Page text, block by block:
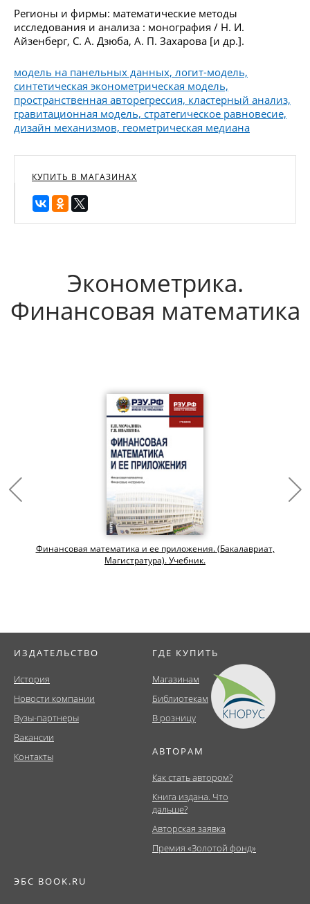
Регионы и фирмы: математические методы
исследования и анализа : монография / Н. И.
Айзенберг, С. А. Дзюба, А. П. Захарова [и др.].
модель на панельных данных, логит-модель,
синтетическая эконометрическая модель,
пространственная авторегрессия, кластерный анализ,
гравитационная модель, стратегическое равновесие,
дизайн механизмов, геометрическая медиана
КУПИТЬ В МАГАЗИНАХ
Эконометрика.
Финансовая математика
Финансовая математика и ее приложения. (Бакалавриат,
Магистратура). Учебник.
ИЗДАТЕЛЬСТВО
История
Новости компании
Вузы-партнеры
Вакансии
Контакты
ГДЕ КУПИТЬ
Магазинам
Библиотекам
В розницу
АВТОРАМ
Как стать автором?
Книга издана. Что
дальше?
Авторская заявка
Премия «Золотой фонд»
ЭБС BOOK.RU